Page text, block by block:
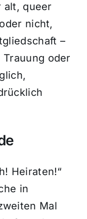
alt, queer
nicht,
–
oder
Heiraten!“
in
Mal